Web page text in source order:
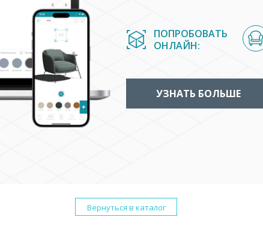
ПОПРОБОВАТЬ
ОНЛАЙН:
УЗНАТЬ БОЛЬШЕ
Вернуться в каталог